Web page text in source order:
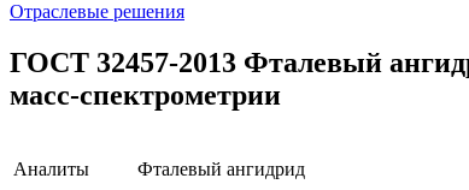
Отраслевые решения
ГОСТ 32457-2013 Фталевый
масс-спектрометрии
Аналиты Фталевый ангидрид